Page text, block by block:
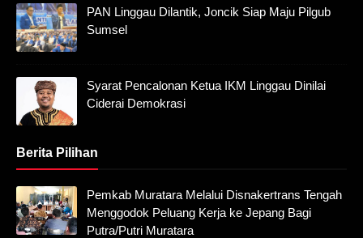
PAN Linggau Dilantik, Joncik Siap Maju Pilgub
Sumsel
Syarat Pencalonan Ketua IKM Linggau Dinilai
Ciderai Demokrasi
Berita Pilihan
Pemkab Muratara Melalui Disnakertrans Tengah
Menggodok Peluang Kerja ke Jepang Bagi
Putra/Putri Muratara